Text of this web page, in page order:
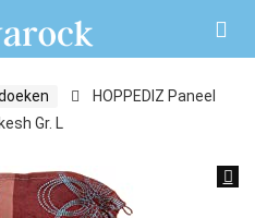
HOPPEDIZ Paneel
Gr. L